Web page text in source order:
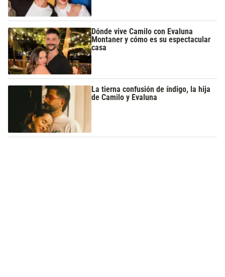
Dónde vive Camilo con Evaluna
Montaner y cómo es su espectacular
casa
La tierna confusión de índigo, la hija
de Camilo y Evaluna